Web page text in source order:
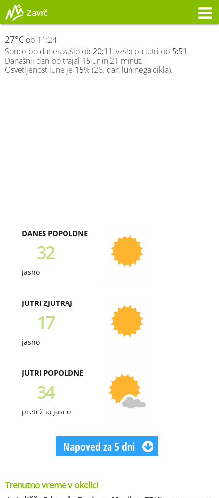
Zavrč
27°C ob 11:24
Sonce bo danes zašlo ob 20:11, vzšlo pa jutri ob 5:51.
Današnji dan bo trajal 15 ur in 21 minut.
Osvetljenost lune je 15% (26. dan luninega cikla).
DANES POPOLDNE
32
jasno
JUTRI ZJUTRAJ
17
jasno
JUTRI POPOLDNE
34
pretežno jasno
Napoved za 5 dni
Trenutno vreme v okolici